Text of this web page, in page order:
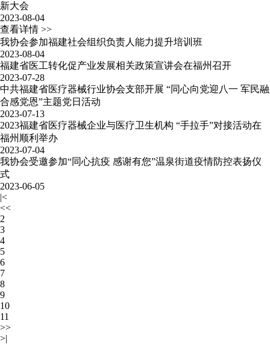
新大会
2023-08-04
查看详情 >>
我协会参加福建社会组织负责人能力提升培训班
2023-08-04
福建省医工转化促产业发展相关政策宣讲会在福州召开
2023-07-28
中共福建省医疗器械行业协会支部开展 “同心向党迎八一 军民融
合感党恩”主题党日活动
2023-07-13
2023福建省医疗器械企业与医疗卫生机构 “手拉手”对接活动在
福州顺利举办
2023-07-04
我协会受邀参加“同心抗疫 感谢有您”温泉街道疫情防控表扬仪
式
2023-06-05
|<
<<
2
3
4
5
6
7
8
9
10
11
>>
>|